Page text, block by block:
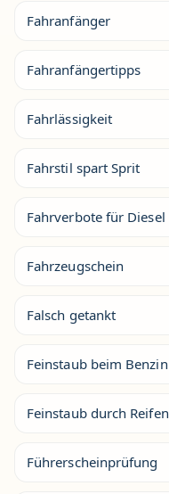
Fahranfänger
Fahranfängertipps
Fahrlässigkeit
Fahrstil spart Sprit
Fahrverbote für Diesel
Fahrzeugschein
Falsch getankt
Feinstaub beim Benzin
Feinstaub durch Reifen
Führerscheinprüfung